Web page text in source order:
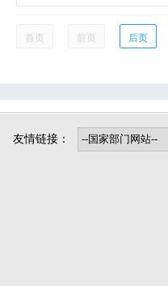
博野镇
程委镇
首页 前页 后页